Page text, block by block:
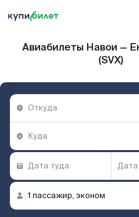
Авиабилеты Навои —
(SVX)